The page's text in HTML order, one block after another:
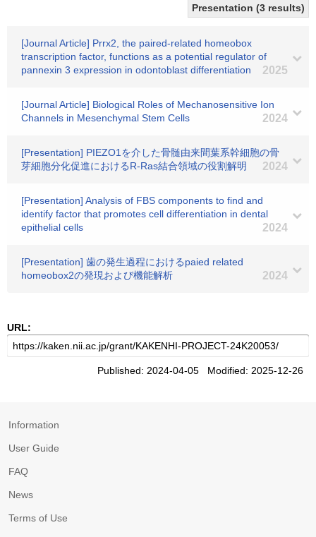
Presentation (3 results)
[Journal Article] Prrx2, the paired-related homeobox
transcription factor, functions as a potential regulator of
pannexin 3 expression in odontoblast differentiation
2025
[Journal Article] Biological Roles of Mechanosensitive Ion
Channels in Mesenchymal Stem Cells
2024
[Presentation] PIEZO1を介した骨髄由来間葉系幹細胞の骨
芽細胞分化促進におけるR-Ras結合領域の役割解明
2024
[Presentation] Analysis of FBS components to find and
identify factor that promotes cell differentiation in dental
epithelial cells
2024
[Presentation] 歯の発生過程におけるpaied related
homeobox2の発現および機能解析
2024
URL:
Published: 2024-04-05 Modified: 2025-12-26
Information
User Guide
FAQ
News
Terms of Use